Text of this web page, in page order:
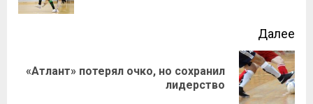
Далее
«Атлант» потерял очко, но сохранил
лидерство